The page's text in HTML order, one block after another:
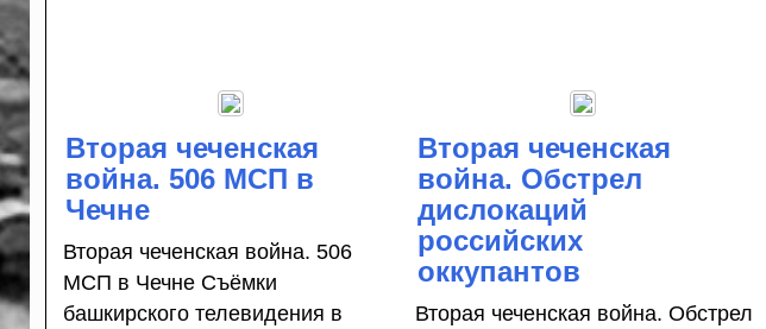
Вторая чеченская
война. 506 МСП в
Чечне
Вторая чеченская война. 506
МСП в Чечне Съёмки
башкирского телевидения в
Вторая чеченская
война. Обстрел
дислокаций
российских
оккупантов
Вторая чеченская война. Обстрел